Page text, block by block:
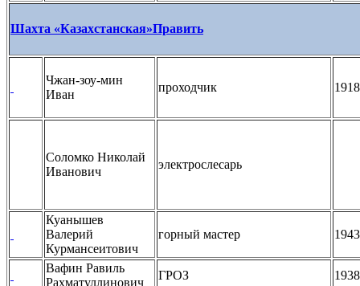
Шахта «Казахстанская»Править
Чжан-зоу-мин
Иван
проходчик 1918
Соломко Николай
Иванович
электрослесарь
Куанышев
Валерий
Курмансеитович
горный мастер 1943
Вафин Равиль
Рахматуллинович
ГРОЗ 1938